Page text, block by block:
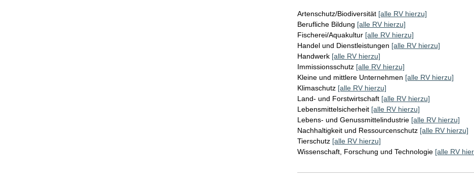
Artenschutz/Biodiversität [alle RV hierzu]
Berufliche Bildung [alle RV hierzu]
Fischerei/Aquakultur [alle RV hierzu]
Handel und Dienstleistungen [alle RV hierzu]
Handwerk [alle RV hierzu]
Immissionsschutz [alle RV hierzu]
Kleine und mittlere Unternehmen [alle RV hierzu]
Klimaschutz [alle RV hierzu]
Land- und Forstwirtschaft [alle RV hierzu]
Lebensmittelsicherheit [alle RV hierzu]
Lebens- und Genussmittelindustrie [alle RV hierzu]
Nachhaltigkeit und Ressourcenschutz [alle RV hierzu]
Tierschutz [alle RV hierzu]
Wissenschaft, Forschung und Technologie [alle RV